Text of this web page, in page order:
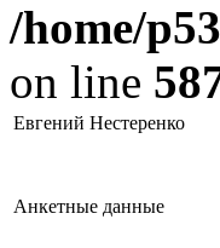
/home/
on line
Евгений Нестеренко
Анкетные данные